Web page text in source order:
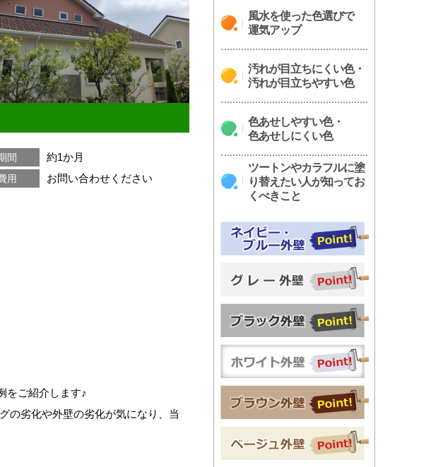
間 約1か月
用 お問い合わせください
をご紹介します♪
の劣化や外壁の劣化が気になり、当
風水を使った色選びで
運気アップ
汚れが目立ちにくい色・
汚れが目立ちやすい色
色あせしやすい色・
色あせしにくい色
ツートンやカラフルに塗
り替えたい人が知ってお
くべきこと